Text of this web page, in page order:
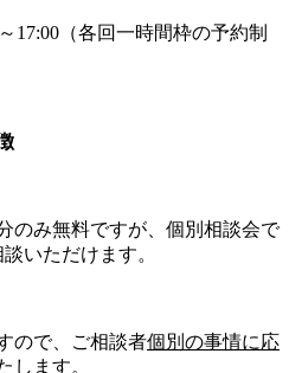
17:00（各回一時間枠の予約制
のみ無料ですが、個別相談会で
談いただけます。
ので、ご相談者個別の事情に応
します。